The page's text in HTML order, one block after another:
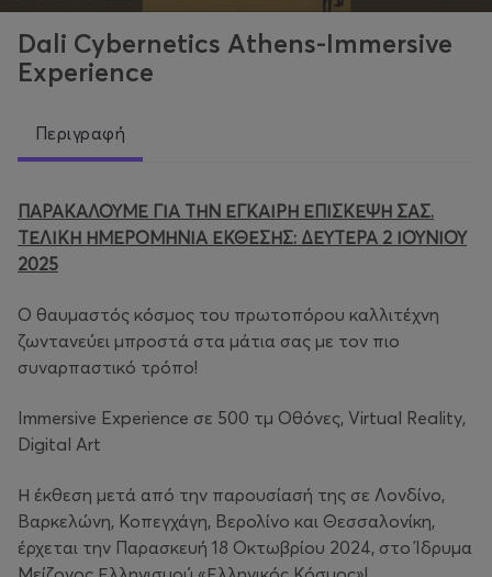
Dali Cybernetics Athens-Immersive
Experience
Περιγραφή
ΠΑΡΑΚΑΛΟΥΜΕ ΓΙΑ ΤΗΝ ΕΓΚΑΙΡΗ ΕΠΙΣΚΕΨΗ ΣΑΣ.
ΤΕΛΙΚΗ ΗΜΕΡΟΜΗΝΙΑ ΕΚΘΕΣΗΣ: ΔΕΥΤΕΡΑ 2 ΙΟΥΝΙΟΥ
2025
Ο θαυμαστός κόσμος του πρωτοπόρου καλλιτέχνη
ζωντανεύει μπροστά στα μάτια σας με τον πιο
συναρπαστικό τρόπο!
Immersive Experience σε 500 τμ Οθόνες, Virtual Reality,
Digital Art
Η έκθεση μετά από την παρουσίασή της σε Λονδίνο,
Βαρκελώνη, Κοπεγχάγη, Βερολίνο και Θεσσαλονίκη,
έρχεται την Παρασκευή 18 Οκτωβρίου 2024, στο Ίδρυμα